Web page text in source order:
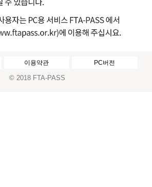
이용약관 PC버전
© 2018 FTA-PASS